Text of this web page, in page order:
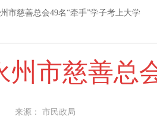
市慈善总会49名“牵手”学子考上大学
州市慈善总
源： 市民政局